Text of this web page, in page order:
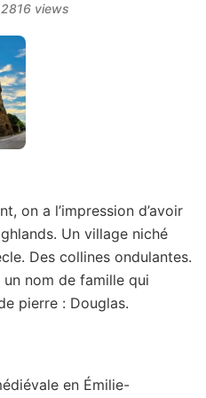
2816 views
on a l’impression d’avoir
Un village niché
Des collines ondulantes.
nom de famille qui
pierre : Douglas.
en Émilie-